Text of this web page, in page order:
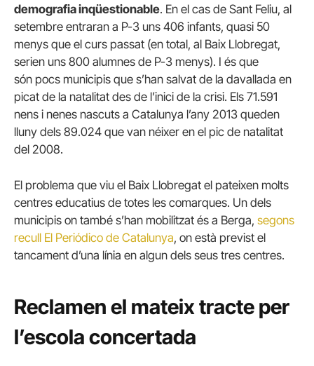
demografia inqüestionable. En el cas de Sant Feliu, al
setembre entraran a P-3 uns 406 infants, quasi 50
menys que el curs passat (en total, al Baix Llobregat,
serien uns 800 alumnes de P-3 menys). I és que
són pocs municipis que s’han salvat de la davallada en
picat de la natalitat des de l’inici de la crisi. Els 71.591
nens i nenes nascuts a Catalunya l’any 2013 queden
lluny dels 89.024 que van néixer en el pic de natalitat
del 2008.
El problema que viu el Baix Llobregat el pateixen molts
centres educatius de totes les comarques. Un dels
municipis on també s’han mobilitzat és a Berga, segons
recull El Periódico de Catalunya, on està previst el
tancament d’una línia en algun dels seus tres centres.
Reclamen el mateix tracte per
l’escola concertada